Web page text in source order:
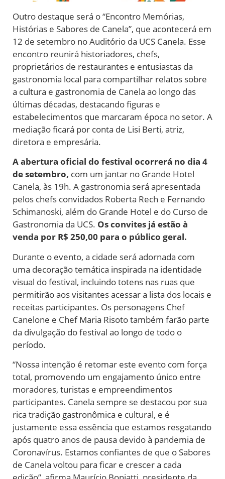
Outro destaque será o “Encontro Memórias,
Histórias e Sabores de Canela”, que acontecerá em
12 de setembro no Auditório da UCS Canela. Esse
encontro reunirá historiadores, chefs,
proprietários de restaurantes e entusiastas da
gastronomia local para compartilhar relatos sobre
a cultura e gastronomia de Canela ao longo das
últimas décadas, destacando figuras e
estabelecimentos que marcaram época no setor. A
mediação ficará por conta de Lisi Berti, atriz,
diretora e empresária.
A abertura oficial do festival ocorrerá no dia 4
de setembro, com um jantar no Grande Hotel
Canela, às 19h. A gastronomia será apresentada
pelos chefs convidados Roberta Rech e Fernando
Schimanoski, além do Grande Hotel e do Curso de
Gastronomia da UCS. Os convites já estão à
venda por R$ 250,00 para o público geral.
Durante o evento, a cidade será adornada com
uma decoração temática inspirada na identidade
visual do festival, incluindo totens nas ruas que
permitirão aos visitantes acessar a lista dos locais e
receitas participantes. Os personagens Chef
Canelone e Chef Maria Risoto também farão parte
da divulgação do festival ao longo de todo o
período.
“Nossa intenção é retomar este evento com força
total, promovendo um engajamento único entre
moradores, turistas e empreendimentos
participantes. Canela sempre se destacou por sua
rica tradição gastronômica e cultural, e é
justamente essa essência que estamos resgatando
após quatro anos de pausa devido à pandemia de
Coronavírus. Estamos confiantes de que o Sabores
de Canela voltou para ficar e crescer a cada